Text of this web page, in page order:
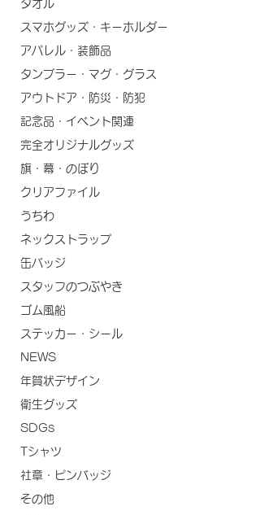
タオル
スマホグッズ・キーホルダー
アパレル・装飾品
タンブラー・マグ・グラス
アウトドア・防災・防犯
記念品・イベント関連
完全オリジナルグッズ
旗・幕・のぼり
クリアファイル
うちわ
ネックストラップ
缶バッジ
スタッフのつぶやき
ゴム風船
ステッカー・シール
NEWS
年賀状デザイン
衛生グッズ
SDGs
Tシャツ
社章・ピンバッジ
その他